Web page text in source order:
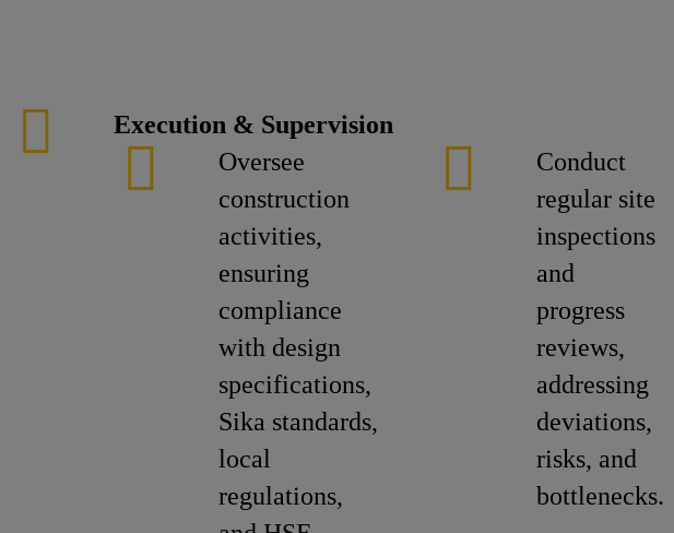
Execution & Supervision
Oversee
construction
activities,
ensuring
compliance
with design
specifications,
Sika standards,
local
regulations,
Conduct
regular site
inspections
and
progress
reviews,
addressing
deviations,
risks, and
bottlenecks.